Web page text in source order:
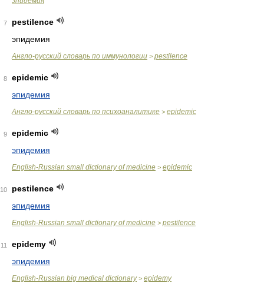
7
pestilence
эпидемия
Англо-русский словарь по иммунологии > pestilence
8
epidemic
эпидемия
Англо-русский словарь по психоаналитике > epidemic
9
epidemic
эпидемия
English-Russian small dictionary of medicine > epidemic
10
pestilence
эпидемия
English-Russian small dictionary of medicine > pestilence
11
epidemy
эпидемия
English-Russian big medical dictionary> epidemy